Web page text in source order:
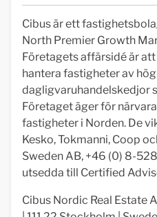
Cibus är ett
North Premier Growth
Företagets affärsidé är
hantera fastigheter av
dagligvaruhandelskedjor
Företaget äger för
fastigheter i Norden. De
Kesko, Tokmanni, Coop
Sweden AB, +46 (0) 8-
utsedda till Certified
Cibus Nordic Real Estate